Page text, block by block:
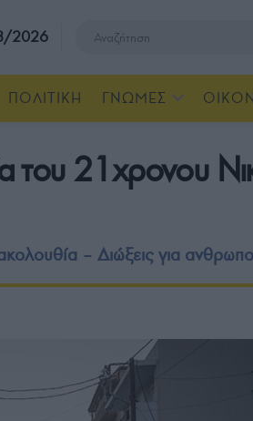
2026
ΠΟΛΙΤΙΚΗ ΓΝΩΜΕΣ
του 21χρονου
– Διώξεις για